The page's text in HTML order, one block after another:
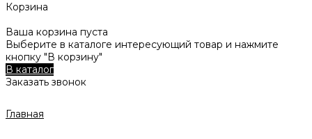
Корзина
Ваша корзина пуста
Выберите в каталоге интересующий товар и нажмите
кнопку "В корзину"
В каталог
Заказать звонок
Главная